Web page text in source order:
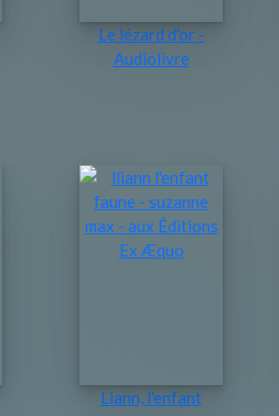
Le lézard d'or -
Audiolivre
Liann, l'enfant